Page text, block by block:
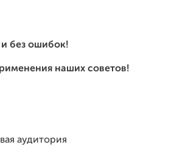
без ошибок!
наших советов!
аудитория